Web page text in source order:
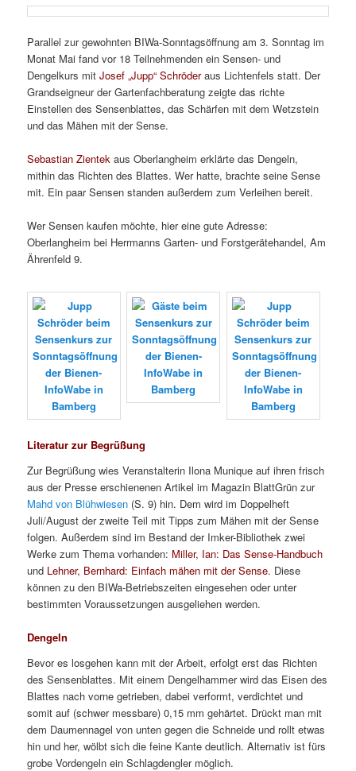
Parallel zur gewohnten BIWa-Sonntagsöffnung am 3. Sonntag im
Monat Mai fand vor 18 Teilnehmenden ein Sensen- und
Dengelkurs mitJosef „Jupp“ Schröderaus Lichtenfels statt. Der
Grandseigneur der Gartenfachberatung zeigte das richte
Einstellen des Sensenblattes, das Schärfen mit dem Wetzstein
und das Mähen mit der Sense.
Sebastian Zientek aus Oberlangheim erklärte das Dengeln,
mithin das Richten des Blattes. Wer hatte, brachte seine Sense
mit. Ein paar Sensen standen außerdem zum Verleihen bereit.
Wer Sensen kaufen möchte, hier eine gute Adresse:
Oberlangheim bei Herrmanns Garten- und Forstgerätehandel, Am
Ährenfeld 9.
Literatur zur Begrüßung
Zur Begrüßung wies Veranstalterin Ilona Munique auf ihren frisch
aus der Presse erschienenen Artikel im Magazin BlattGrün zur
Mahd von Blühwiesen (S. 9) hin. Dem wird im Doppelheft
Juli/August der zweite Teil mit Tipps zum Mähen mit der Sense
folgen. Außerdem sind im Bestand der Imker-Bibliothek zwei
Werke zum Thema vorhanden: Miller, Ian: Das Sense-Handbuch
und Lehner, Bernhard: Einfach mähen mit der Sense. Diese
können zu den BIWa-Betriebszeiten eingesehen oder unter
bestimmten Voraussetzungen ausgeliehen werden.
Dengeln
Bevor es losgehen kann mit der Arbeit, erfolgt erst das Richten
des Sensenblattes. Mit einem Dengelhammer wird das Eisen des
Blattes nach vorne getrieben, dabei verformt, verdichtet und
somit auf (schwer messbare) 0,15 mm gehärtet. Drückt man mit
dem Daumennagel von unten gegen die Schneide und rollt etwas
hin und her, wölbt sich die feine Kante deutlich. Alternativ ist fürs
grobe Vordengeln ein Schlagdengler möglich.